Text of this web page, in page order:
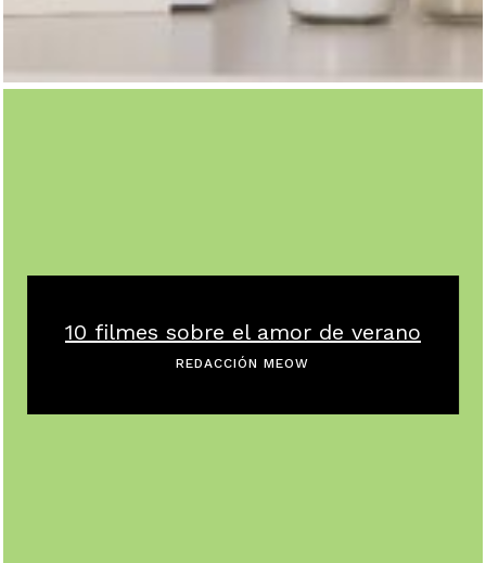
10 filmes sobre el amor de verano
REDACCIÓN MEOW